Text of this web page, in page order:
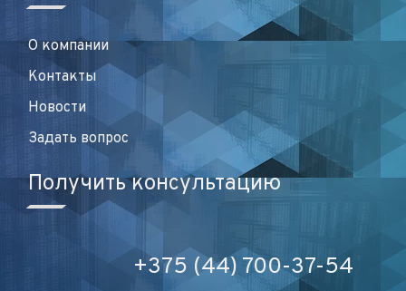
О компании
Контакты
Новости
Задать вопрос
Получить консультацию
+375 (44) 700-37-54